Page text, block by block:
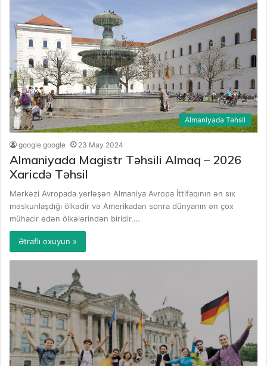
Almaniyada Təhsil
google google 23 May 2024
Almaniyada Magistr Təhsili Almaq – 2026
Xaricdə Təhsil
Mərkəzi Avropada yerləşən Almaniya Avropa İttifaqının ən sıx
məskunlaşdığı ölkədir və Amerikadan sonra dünyanın ən çox
mühacir edən ölkələrindən biridir.…
Ətraflı oxuyun »